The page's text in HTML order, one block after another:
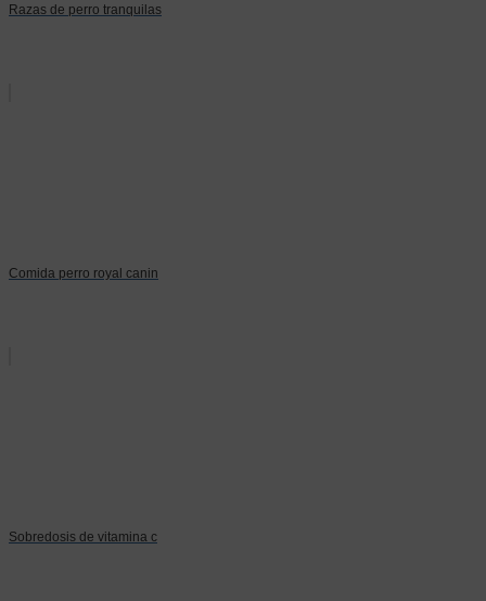
Razas de perro tranquilas
Comida perro royal canin
Sobredosis de vitamina c